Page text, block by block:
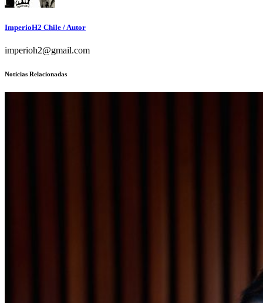
ImperioH2 Chile / Autor
imperioh2@gmail.com
Noticias Relacionadas